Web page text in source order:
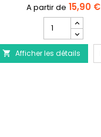
- Traitement de la
15,90 €
quantité
du
produit
PRODIBIO
 Afficher les détails